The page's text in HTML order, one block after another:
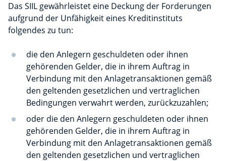
Das SIIL gewährleistet eine Deckung der Forderungen
aufgrund der Unfähigkeit eines Kreditinstituts
folgendes zu tun:
die den Anlegern geschuldeten oder ihnen
gehörenden Gelder, die in ihrem Auftrag in
Verbindung mit den Anlagetransaktionen gemäß
den geltenden gesetzlichen und vertraglichen
Bedingungen verwahrt werden, zurückzuzahlen;
oder die den Anlegern geschuldeten oder ihnen
gehörenden Gelder, die in ihrem Auftrag in
Verbindung mit den Anlagetransaktionen gemäß
den geltenden gesetzlichen und vertraglichen